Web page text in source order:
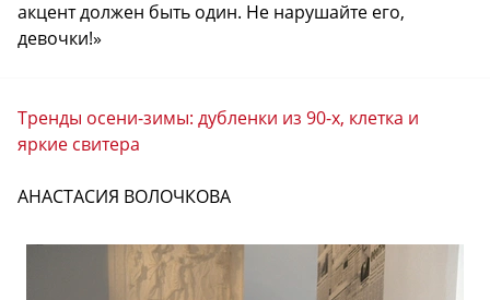
акцент должен быть один. Не нарушайте его,
девочки!»
Тренды осени-зимы: дубленки из 90-х, клетка и
яркие свитера
АНАСТАСИЯ ВОЛОЧКОВА